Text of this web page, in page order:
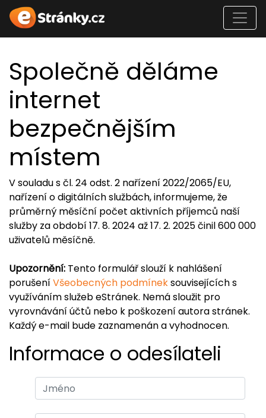
Společně děláme
internet
bezpečnějším
místem
V souladu s čl. 24 odst. 2 nařízení 2022/2065/EU,
nařízení o digitálních službách, informujeme, že
průměrný měsíční počet aktivních příjemců naší
služby za období 17. 8. 2024 až 17. 2. 2025 činil 600 000
uživatelů měsíčně.
Upozornění: Tento formulář slouží k nahlášení
porušeníVšeobecných podmíneksouvisejících s
využíváním služeb eStránek. Nemá sloužit pro
vyrovnávání účtů nebo k poškození autora stránek.
Každý e-mail bude zaznamenán a vyhodnocen.
Informace o odesílateli